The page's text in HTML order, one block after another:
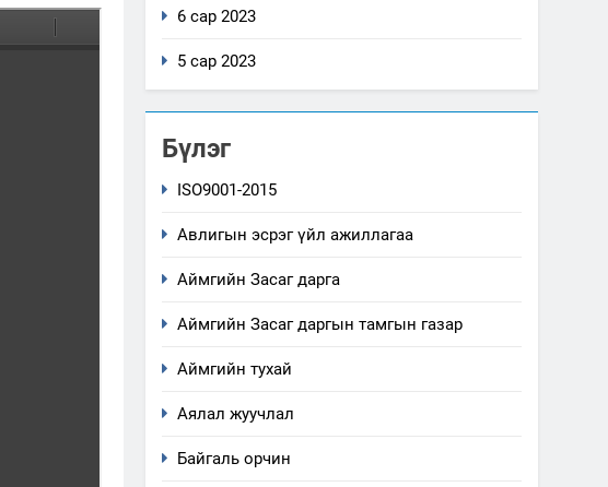
6 сар 2023
5 сар 2023
Бүлэг
ISO9001-2015
Авлигын эсрэг үйл ажиллагаа
Аймгийн Засаг дарга
Аймгийн Засаг даргын тамгын газар
Аймгийн тухай
Аялал жуучлал
Байгаль орчин